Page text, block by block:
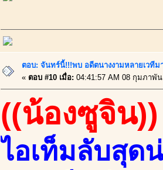
ตอบ: จันทร์นี้!!!พบ อดีตนางงามหลายเวที
« ตอบ #10 เมื่อ: 04:41:57 AM 08 กุมภาพั
((น้องซูจิน))
ไอเท็มลับสุด